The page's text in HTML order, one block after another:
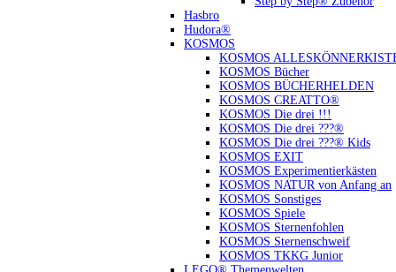
Hasbro
Hudora®
KOSMOS
KOSMOS
KOSMOS Bücher
KOSMOS BÜCHERHELDEN
KOSMOS CREATTO®
KOSMOS Die drei !!!
KOSMOS Die drei ???®
KOSMOS Die drei ???® Kids
KOSMOS EXIT
KOSMOS Experimentierkästen
KOSMOS NATUR von Anfang an
KOSMOS Sonstiges
KOSMOS Spiele
KOSMOS Sternenfohlen
KOSMOS Sternenschweif
KOSMOS TKKG Junior